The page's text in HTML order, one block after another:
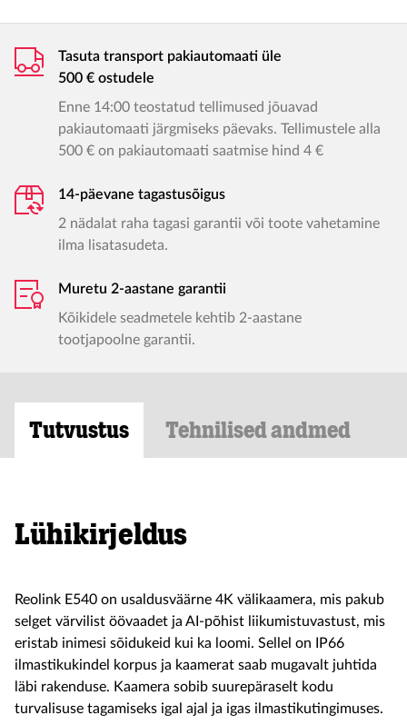
Tasuta transport pakiautomaati üle
500 € ostudele
Enne 14:00 teostatud tellimused jõuavad
pakiautomaati järgmiseks päevaks. Tellimustele alla
500 € on pakiautomaati saatmise hind 4 €
14-päevane tagastusõigus
2 nädalat raha tagasi garantii või toote vahetamine
ilma lisatasudeta.
Muretu 2-aastane garantii
Kõikidele seadmetele kehtib 2-aastane
tootjapoolne garantii.
Tutvustus Tehnilised andmed
Lühikirjeldus
Reolink E540 on usaldusväärne 4K välikaamera, mis pakub
selget värvilist öövaadet ja AI-põhist liikumistuvastust, mis
eristab inimesi sõidukeid kui ka loomi. Sellel on IP66
ilmastikukindel korpus ja kaamerat saab mugavalt juhtida
läbi rakenduse. Kaamera sobib suurepäraselt kodu
turvalisuse tagamiseks igal ajal ja igas ilmastikutingimuses.